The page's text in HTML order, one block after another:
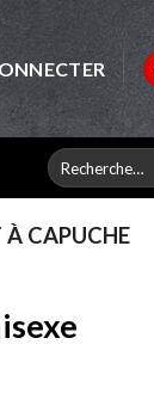
Recherche
pour :
À CAPUCHE